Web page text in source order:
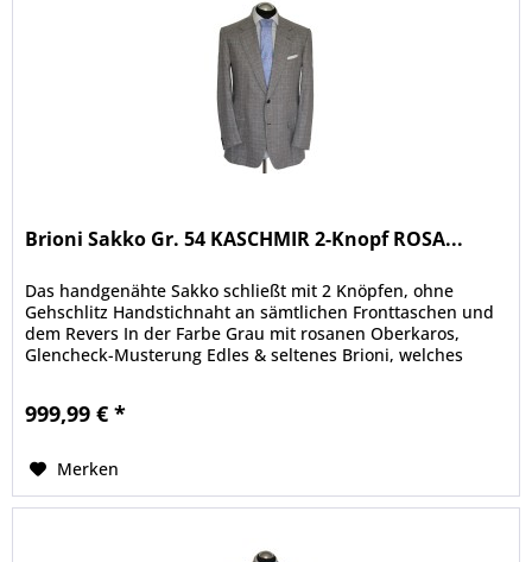
Brioni Sakko Gr. 54 KASCHMIR 2-Knopf ROSA...
Das handgenähte Sakko schließt mit 2 Knöpfen, ohne
Gehschlitz Handstichnaht an sämtlichen Fronttaschen und
dem Revers In der Farbe Grau mit rosanen Oberkaros,
Glencheck-Musterung Edles & seltenes Brioni, welches
999,99 € *
Merken